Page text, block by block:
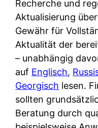
t
e
n
w
i
r
k
l
i
r
n
u
n
k
t
i
o
p
p
&
O
n
l
i
n
e
M
y
t
h
o
s
:
W
e
Recherche und
Aktualisierung
Gewähr für
Aktualität der
– unabhängig
auf Englisch,
Georgisch lesen.
sollten
Beratung durch